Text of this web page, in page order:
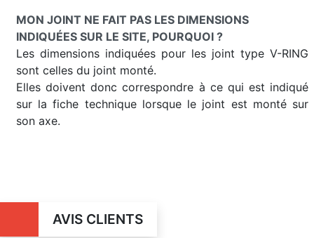
MON JOINT NE FAIT PAS LES DIMENSIONS
INDIQUÉES SUR LE SITE, POURQUOI ?
Les dimensions indiquées pour les joint type V-RING
sont celles du joint monté.
Elles doivent donc correspondre à ce qui est indiqué
sur la fiche technique lorsque le joint est monté sur
son axe.
AVIS CLIENTS